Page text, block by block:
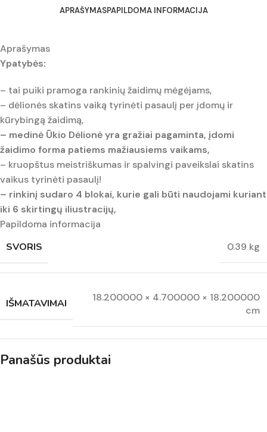
APRAŠYMASPAPILDOMA INFORMACIJA
Aprašymas
Ypatybės:
– tai puiki pramoga rankinių žaidimų mėgėjams,
– dėlionės skatins vaiką tyrinėti pasaulį per įdomų ir
kūrybingą žaidimą,
– medinė Ūkio Dėlionė yra gražiai pagaminta, įdomi
žaidimo forma patiems mažiausiems vaikams,
– kruopštus meistriškumas ir spalvingi paveikslai skatins
vaikus tyrinėti pasaulį!
– rinkinį sudaro 4 blokai, kurie gali būti naudojami kuriant
iki 6 skirtingų iliustracijų,
Papildoma informacija
SVORIS 0.39 kg
IŠMATAVIMAI
18.200000 × 4.700000 × 18.200000
cm
Panašūs produktai